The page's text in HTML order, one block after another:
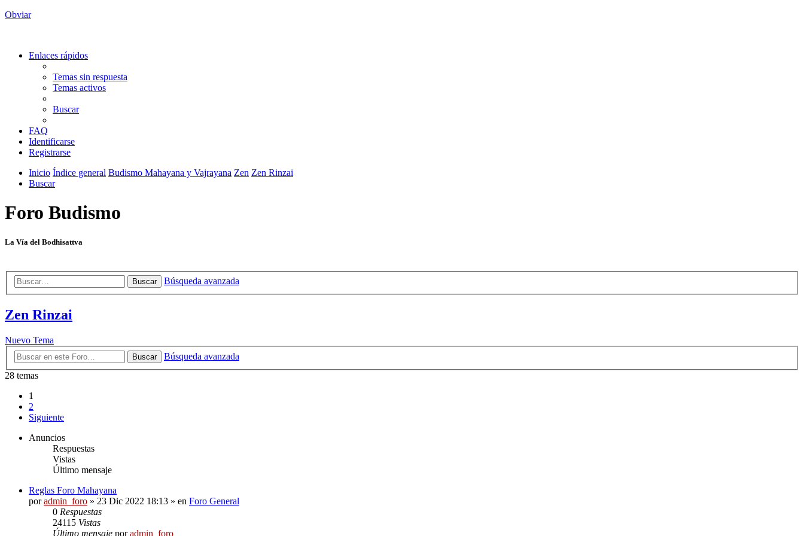
Obviar
Enlaces rápidos
Temas sin respuesta
Temas activos
Buscar
FAQ
Identificarse
Registrarse
Inicio Índice general Budismo Mahayana y Vajrayana Zen Zen Rinzai
Buscar
Foro Budismo
La Vía del Bodhisattva
Buscar Búsqueda avanzada
Zen Rinzai
Nuevo Tema
Buscar
Búsqueda avanzada
28 temas
1
2
Siguiente
Anuncios
Respuestas
Vistas
Último mensaje
Reglas Foro Mahayana
poradmin_foro » 23 Dic 2022 18:13 » en Foro General
0 Respuestas
24115 Vistas
Último mensaje poradmin_foro